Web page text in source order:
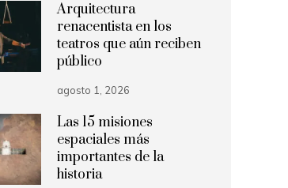
Arquitectura
renacentista en los
teatros que aún reciben
público
agosto 1, 2026
Las 15 misiones
espaciales más
importantes de la
historia